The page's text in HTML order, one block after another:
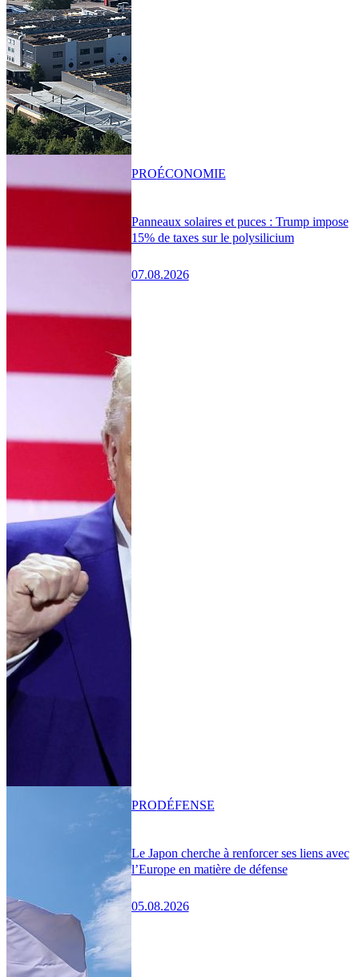
Panneaux solaires et puces : Trump impose
15% de taxes sur le polysilicium
07.08.2026
PROÉCONOMIE
Le Japon cherche à renforcer ses liens avec
l’Europe en matière de défense
05.08.2026
PRODÉFENSE